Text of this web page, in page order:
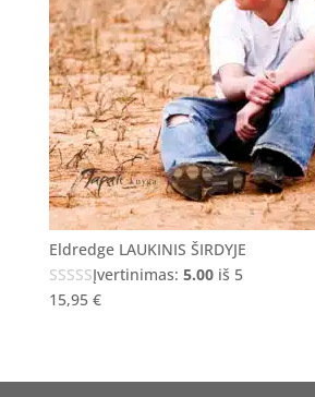
Eldredge LAUKINIS ŠIRDYJE
Įvertinimas: 5.00iš 5
15,95 €